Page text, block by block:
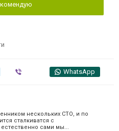
WhatsApp
нескольких СТО, и по
сталкиватся с
сами мы...